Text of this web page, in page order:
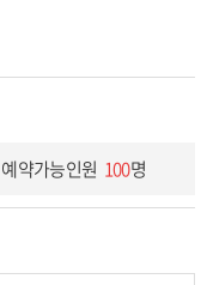
예약가능인원 100명